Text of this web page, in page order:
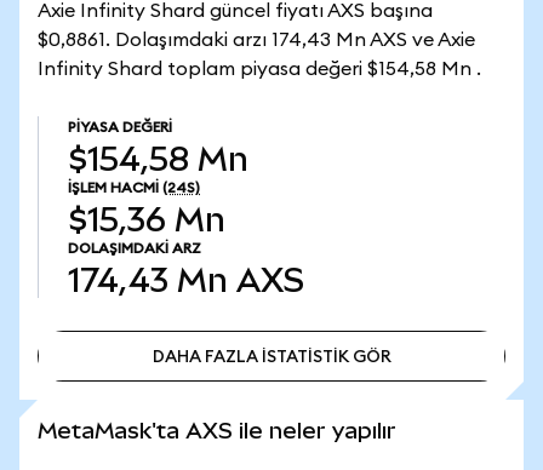
Axie Infinity Shard güncel fiyatı AXS başına
$0,8861. Dolaşımdaki arzı 174,43 Mn AXS ve Axie
Infinity Shard toplam piyasa değeri $154,58 Mn .
PIYASA DEĞERI
$154,58 Mn
İŞLEM HACMI (24S)
$15,36 Mn
DOLAŞIMDAKI ARZ
174,43 Mn AXS
DAHA FAZLA İSTATİSTİK GÖR
MetaMask'ta AXS ile neler yapılır